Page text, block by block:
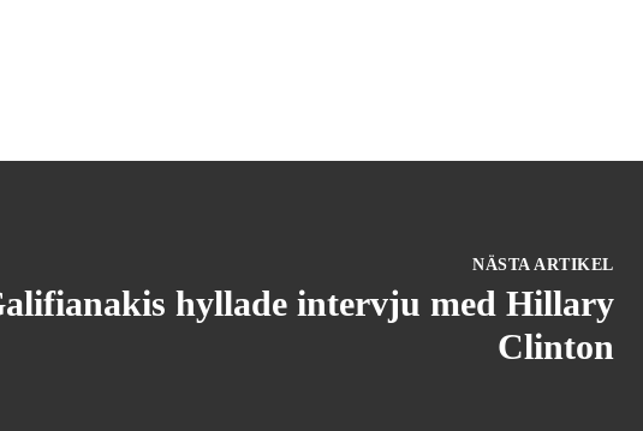
NÄSTA ARTIKEL
hyllade intervju med Hillary
Clinton